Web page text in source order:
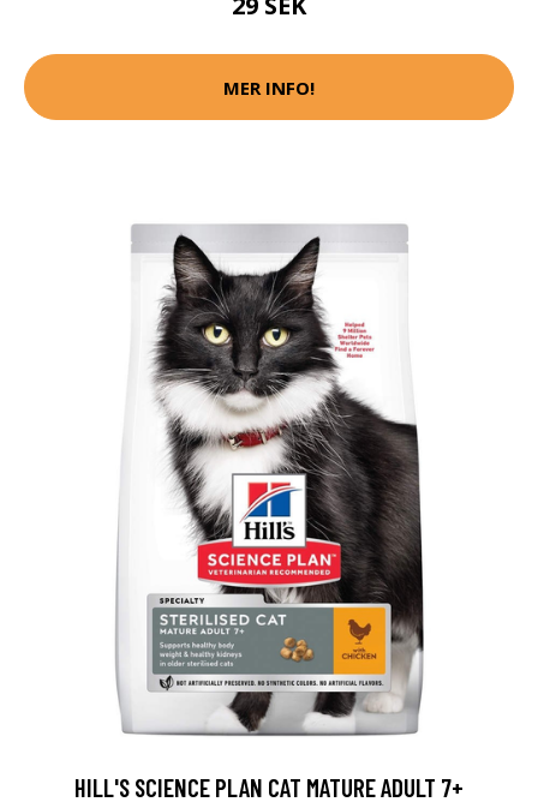
MER INFO!
HILL'S SCIENCE PLAN CAT MATURE ADULT 7+